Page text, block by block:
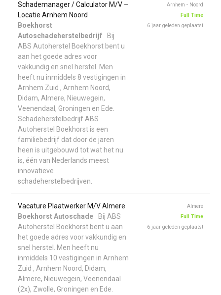
Schademanager / Calculator M/V –
Locatie Arnhem Noord
Boekhorst
Autoschadeherstelbedrijf
Bij
ABS Autoherstel Boekhorst bent u
aan het goede adres voor
vakkundig en snel herstel. Men
heeft nu inmiddels 8 vestigingen in
Arnhem Zuid , Arnhem Noord,
Didam, Almere, Nieuwegein,
Veenendaal, Groningen en Ede.
Schadeherstelbedrijf ABS
Autoherstel Boekhorst is een
familiebedrijf dat door de jaren
heen is uitgebouwd tot wat het nu
is, één van Nederlands meest
innovatieve
schadeherstelbedrijven.
Arnhem - Noord
Full Time
6 jaar geleden geplaatst
Vacature Plaatwerker M/V Almere
Boekhorst Autoschade
Bij ABS
Autoherstel Boekhorst bent u aan
het goede adres voor vakkundig en
snel herstel. Men heeft nu
inmiddels 10 vestigingen in Arnhem
Zuid , Arnhem Noord, Didam,
Almere, Nieuwegein, Veenendaal
(2x), Zwolle, Groningen en Ede.
Almere
Full Time
6 jaar geleden geplaatst